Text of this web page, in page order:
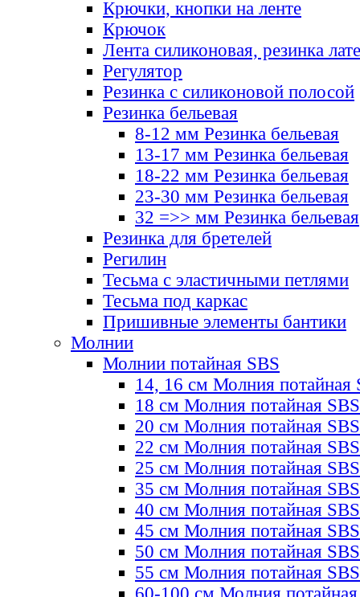
Крючки, кнопки на ленте
Крючок
Лента силиконовая, резинка
Регулятор
Резинка с силиконовой полосой
Резинка бельевая
8-12 мм Резинка бельевая
13-17 мм Резинка бельевая
18-22 мм Резинка бельевая
23-30 мм Резинка бельевая
32 =>> мм Резинка бельевая
Резинка для бретелей
Регилин
Тесьма с эластичными петлями
Тесьма под каркас
Пришивные элементы бантики
Молнии
Молнии потайная SBS
14, 16 см Молния потайная
18 см Молния потайная SBS
20 см Молния потайная SBS
22 см Молния потайная SBS
25 см Молния потайная SBS
35 см Молния потайная SBS
40 см Молния потайная SBS
45 см Молния потайная SBS
50 см Молния потайная SBS
55 см Молния потайная SBS